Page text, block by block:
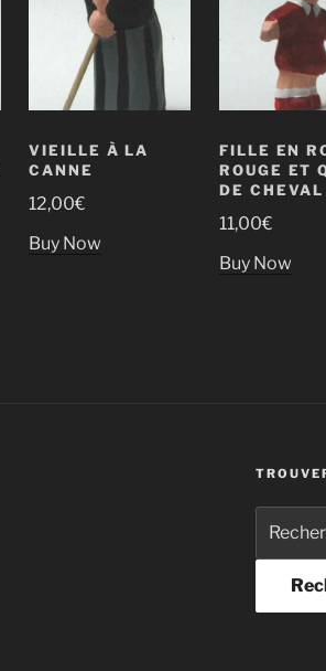
VIEILLE À LA
CANNE
12,00€
Buy Now
FILLE EN
ROUGE ET
DE CHEVAL
11,00€
Buy Now
pour :